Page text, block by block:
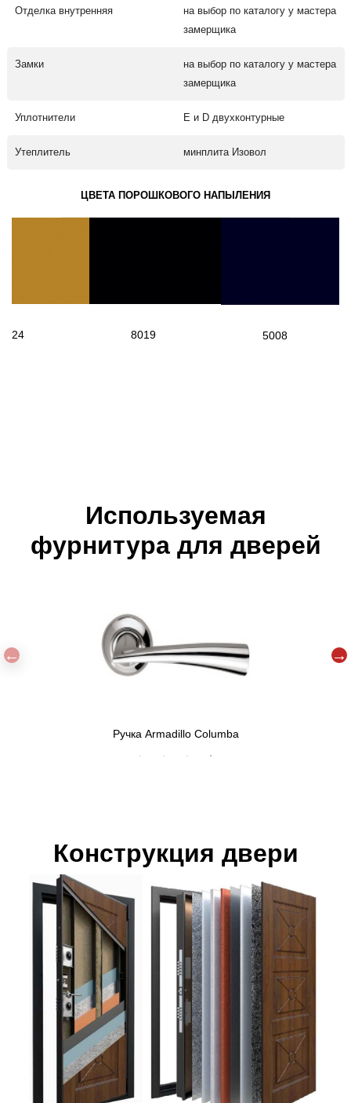
Отделка внутренняя
на выбор по каталогу у мастера
замерщика
Замки
на выбор по каталогу у мастера
замерщика
Уплотнители Е и D двухконтурные
Утеплитель минплита Изовол
ЦВЕТА ПОРОШКОВОГО НАПЫЛЕНИЯ
1024 8019 5008
Используемая
фурнитура для дверей
Ручка Armadillo Columba
Конструкция двери